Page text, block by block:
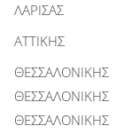
ΛΑΡΙΣΑΣ
ΑΤΤΙΚΗΣ
ΘΕΣΣΑΛΟΝΙΚΗΣ
ΘΕΣΣΑΛΟΝΙΚΗΣ
ΘΕΣΣΑΛΟΝΙΚΗΣ